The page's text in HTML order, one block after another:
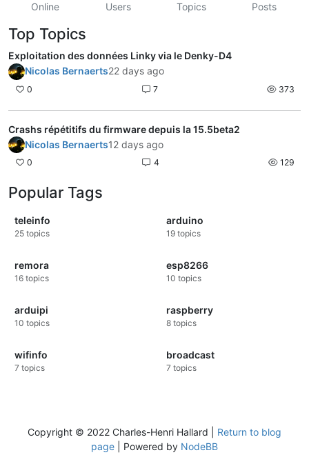
Online Users Topics Posts
Top Topics
Exploitation des données Linky via le Denky-D4
Nicolas Bernaerts22 days ago
0 7 373
Crashs répétitifs du firmware depuis la 15.5beta2
Nicolas Bernaerts12 days ago
0 4 129
Popular Tags
teleinfo
25 topics
arduino
19 topics
remora
16 topics
esp8266
10 topics
arduipi
10 topics
raspberry
8 topics
wifinfo
7 topics
broadcast
7 topics
Copyright © 2022 Charles-Henri Hallard | Return to blog
page | Powered by NodeBB